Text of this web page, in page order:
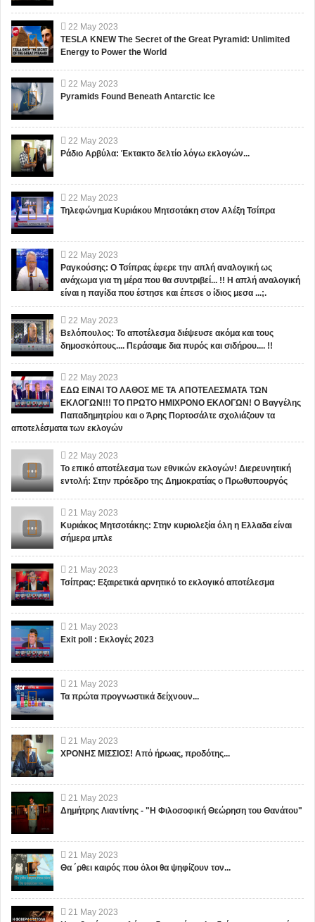
22 May 2023
TESLA KNEW The Secret of the Great Pyramid: Unlimited
Energy to Power the World
22 May 2023
Pyramids Found Beneath Antarctic Ice
22 May 2023
Ράδιο Αρβύλα: Έκτακτο δελτίο λόγω εκλογών...
22 May 2023
Τηλεφώνημα Κυριάκου Μητσοτάκη στον Αλέξη Τσίπρα
22 May 2023
Ραγκούσης: Ο Τσίπρας έφερε την απλή αναλογική ως
ανάχωμα για τη μέρα που θα συντριβεί... !! Η απλή αναλογική
είναι η παγίδα που έστησε και έπεσε ο ίδιος μεσα ...;.
22 May 2023
Βελόπουλος: Το αποτέλεσμα διέψευσε ακόμα και τους
δημοσκόπους.... Περάσαμε δια πυρός και σιδήρου.... !!
22 May 2023
ΕΔΩ ΕΙΝΑΙ ΤΟ ΛΑΘΟΣ ΜΕ ΤΑ ΑΠΟΤΕΛΕΣΜΑΤΑ ΤΩΝ
ΕΚΛΟΓΩΝ!!! ΤΟ ΠΡΩΤΟ ΗΜΙΧΡΟΝΟ ΕΚΛΟΓΩΝ! Ο Βαγγέλης
Παπαδημητρίου και ο Άρης Πορτοσάλτε σχολιάζουν τα
αποτελέσματα των εκλογών
22 May 2023
Το επικό αποτέλεσμα των εθνικών εκλογών! Διερευνητική
εντολή: Στην πρόεδρο της Δημοκρατίας ο Πρωθυπουργός
21 May 2023
Κυριάκος Μητσοτάκης: Στην κυριολεξία όλη η Ελλαδα είναι
σήμερα μπλε
21 May 2023
Τσίπρας: Εξαιρετικά αρνητικό το εκλογικό αποτέλεσμα
21 May 2023
Exit poll : Εκλογές 2023
21 May 2023
Τα πρώτα προγνωστικά δείχνουν...
21 May 2023
ΧΡΟΝΗΣ ΜΙΣΣΙΟΣ! Από ήρωας, προδότης...
21 May 2023
Δημήτρης Λιαντίνης - "Η Φιλοσοφική Θεώρηση του Θανάτου"
21 May 2023
Θα ΄ρθει καιρός που όλοι θα ψηφίζουν τον...
21 May 2023